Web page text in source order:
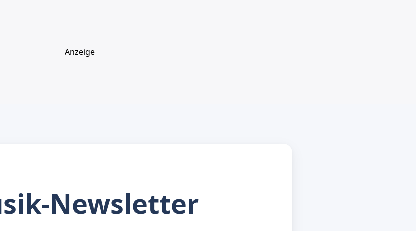
Anzeige
Newsletter